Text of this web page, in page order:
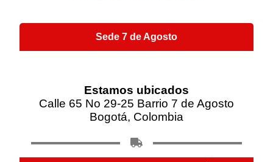
Sede 7 de Agosto
Estamos ubicados
Calle 65 No 29-25 Barrio 7 de Agosto
Bogotá, Colombia